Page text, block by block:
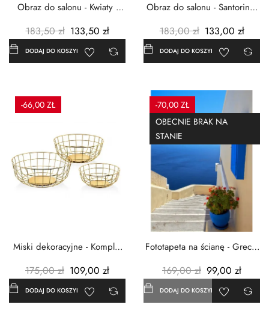
Obraz do salonu - Kwiaty -
183,50 zł 133,50 zł
DODAJ DO KOSZYKA
Obraz do salonu - Santorini -
183,00 zł 133,00 zł
DODAJ DO KOSZYKA
-66,00 ZŁ
Miski dekoracyjne - Komplet
175,00 zł 109,00 zł
DODAJ DO KOSZYKA
-70,00 ZŁ
OBECNIE BRAK NA
STANIE
Fototapeta na ścianę - Grecja
169,00 zł 99,00 zł
DODAJ DO KOSZYKA